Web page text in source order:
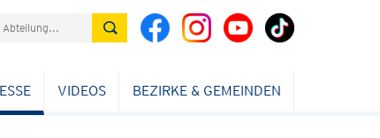
VIDEOS BEZIRKE & GEMEINDEN